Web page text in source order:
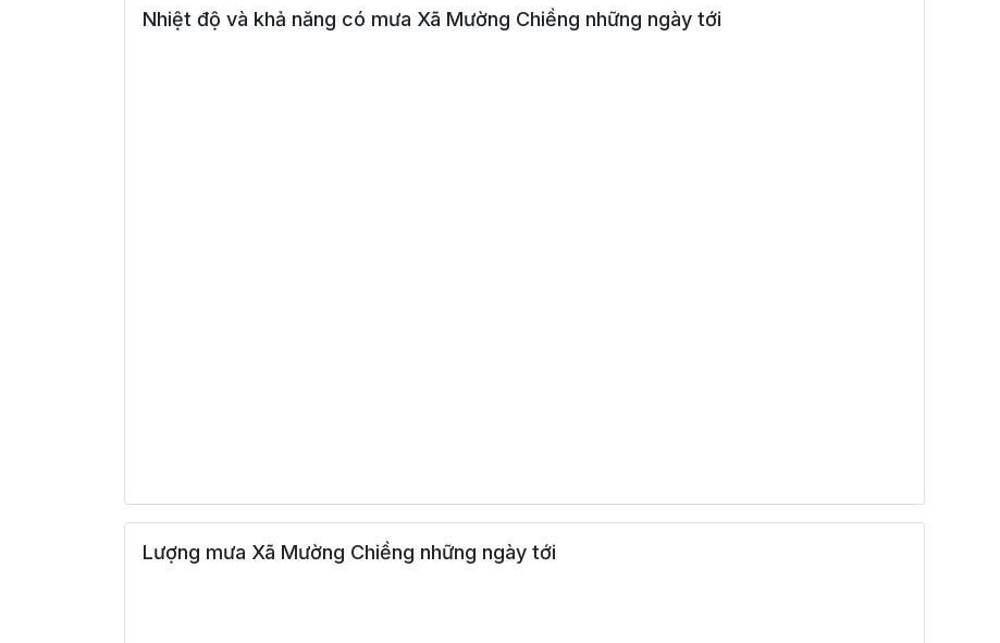
Nhiệt độ và khả năng có mưa Xã Mường Chiềng những ngày tới
Lượng mưa Xã Mường Chiềng những ngày tới